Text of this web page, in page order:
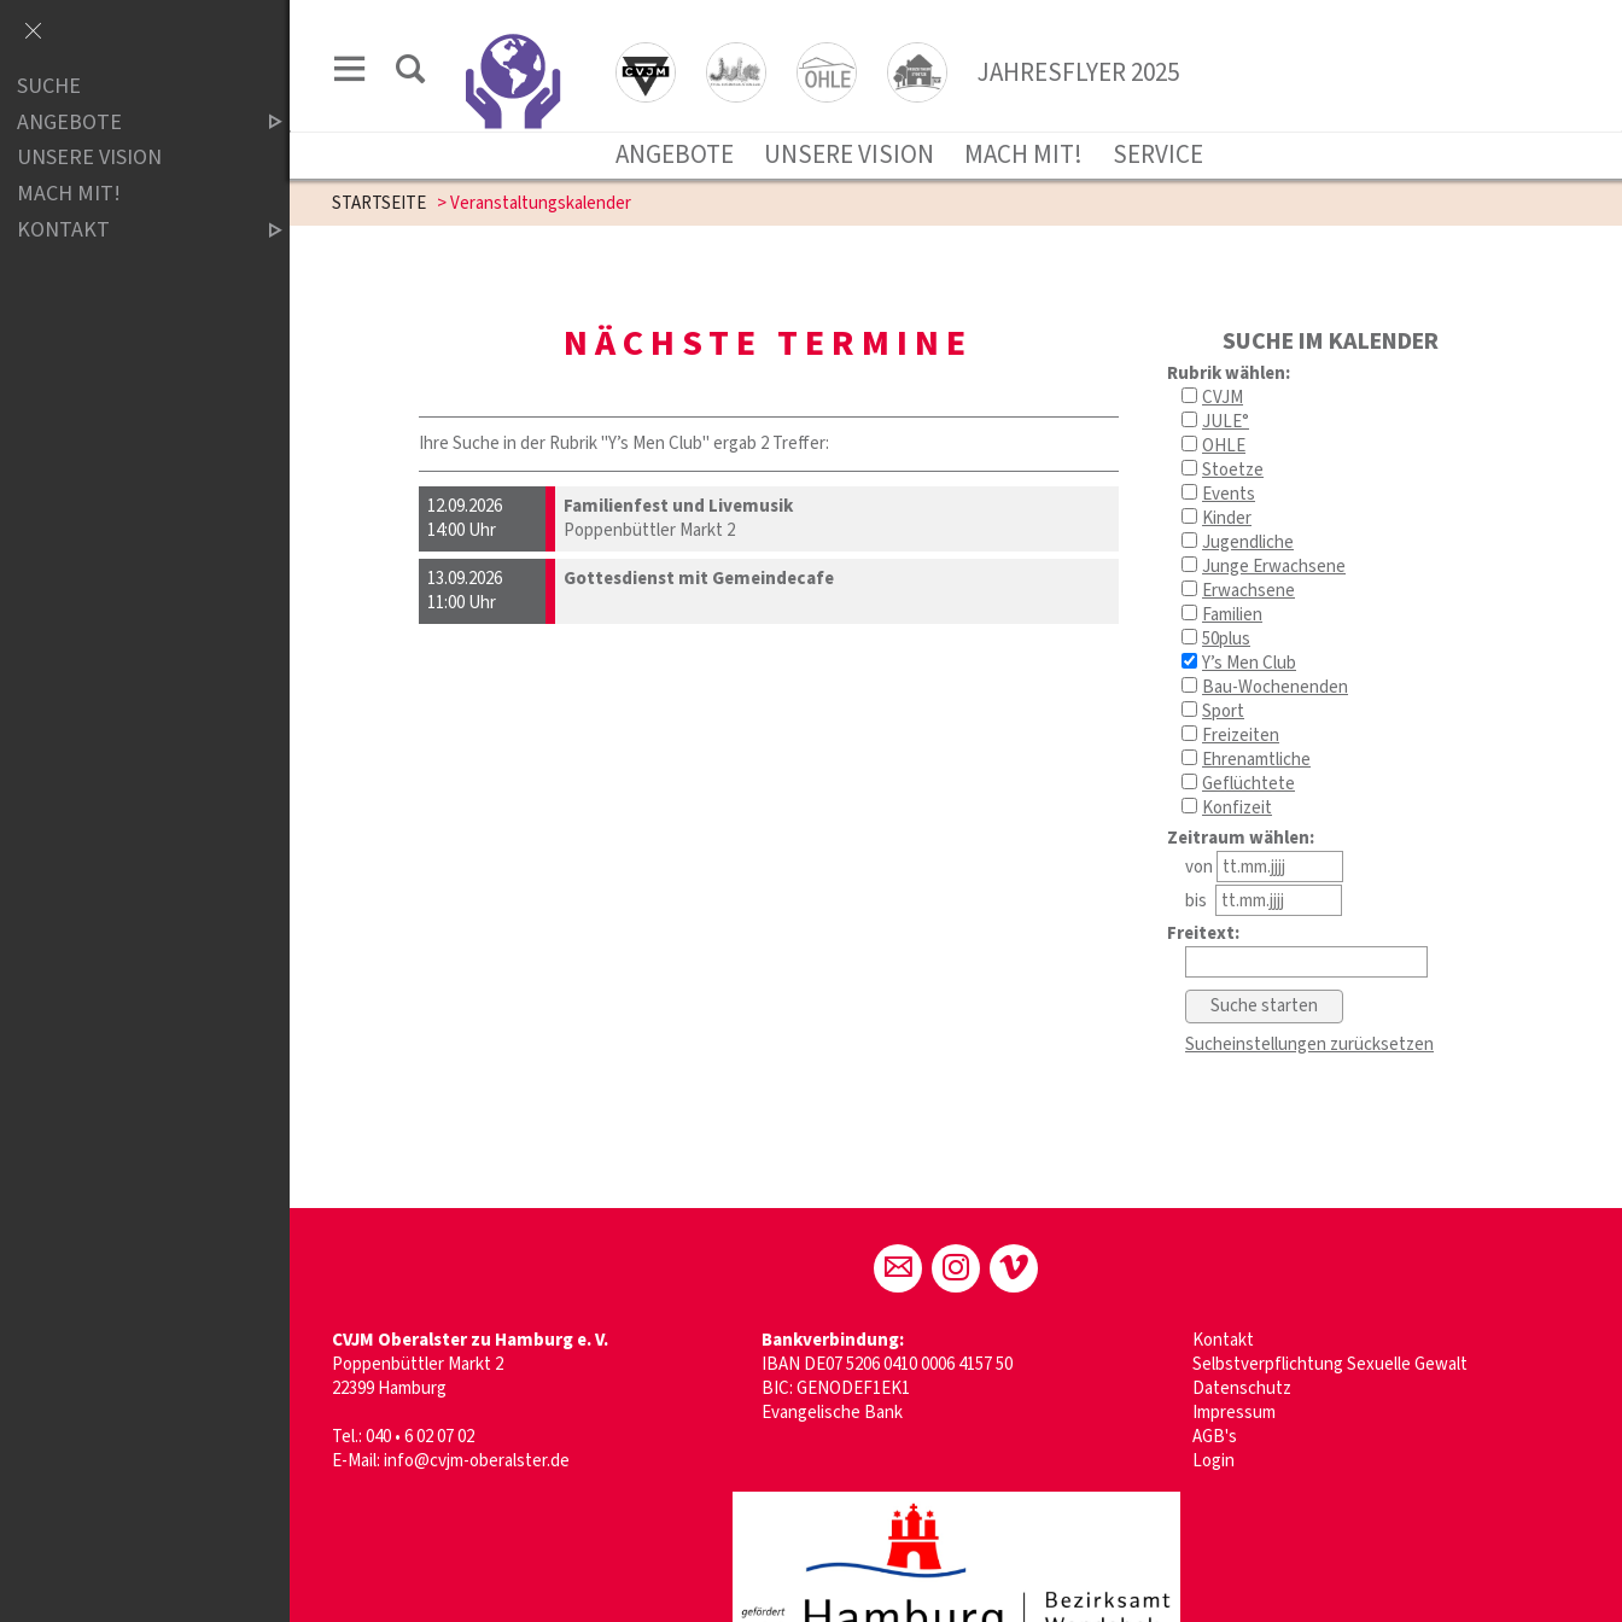
JAHRESFLYER 2025
ANGEBOTE UNSERE VISION MACH MIT! SERVICE
STARTSEITE > Veranstaltungskalender
NÄCHSTE TERMINE SUCHE IM KALENDER
Rubrik wählen:
CVJM
JULE°
OHLE
Stoetze
Events
Kinder
Jugendliche
Junge Erwachsene
Erwachsene
Familien
50plus
Y’s Men Club
Bau-Wochenenden
Sport
Freizeiten
Ehrenamtliche
Geflüchtete
Konfizeit
Zeitraum wählen:
von
bis
Freitext:
Sucheinstellungen zurücksetzen
Ihre Suche in der Rubrik "Y’s Men Club" ergab 2 Treffer:
12.09.2026
14:00 Uhr
Familienfest und Livemusik
Poppenbüttler Markt 2
13.09.2026
11:00 Uhr
Gottesdienst mit Gemeindecafe
CVJM Oberalster zu Hamburg e. V.
Poppenbüttler Markt 2
22399 Hamburg
Tel.: 040 • 6 02 07 02
E-Mail:info@cvjm-oberalster.de
Bankverbindung:
IBAN DE07 5206 0410 0006 4157 50
BIC: GENODEF1EK1
Evangelische Bank
Kontakt
Selbstverpflichtung Sexuelle Gewalt
Datenschutz
Impressum
AGB's
Login
SUCHE
ANGEBOTE
UNSERE VISION
MACH MIT!
KONTAKT